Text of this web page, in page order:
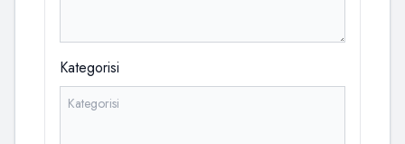
Kategorisi